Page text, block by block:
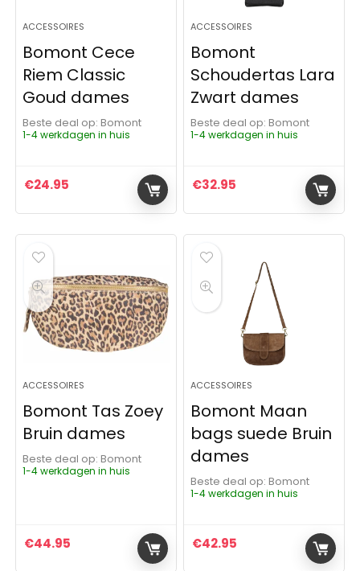
ACCESSOIRES
Bomont Cece
Riem Classic
Goud dames
Beste deal op:
Bomont
1-4 werkdagen in huis
€24.95
ACCESSOIRES
Bomont
Schoudertas Lara
Zwart dames
Beste deal op:
Bomont
1-4 werkdagen in huis
€32.95
ACCESSOIRES
Bomont Tas Zoey
Bruin dames
Beste deal op:
Bomont
1-4 werkdagen in huis
€44.95
ACCESSOIRES
Bomont Maan
bags suede Bruin
dames
Beste deal op:
Bomont
1-4 werkdagen in huis
€42.95